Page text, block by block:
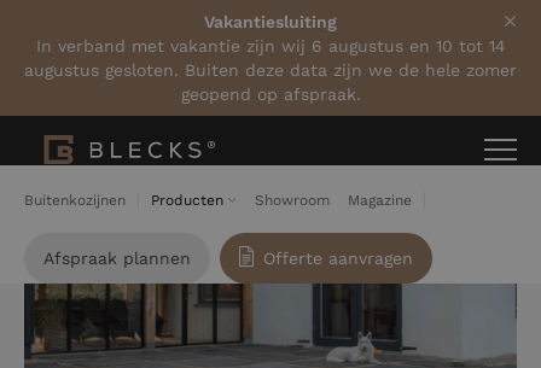
Vakantiesluiting
In verband met vakantie zijn wij 6 augustus en 10 tot 14
augustus gesloten. Buiten deze data zijn we de hele zomer
geopend op afspraak.
Buitenkozijnen Producten Showroom Magazine
Afspraak plannen Offerte aanvragen